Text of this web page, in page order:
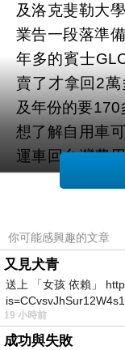
及洛克斐勒大
業告一段落準
年多的賓士
賣了才拿回2
及年份的要
想了解自用車
運車回台灣費
口關稅如何估
題可以直接聯絡
你可能感興趣的文章
又見犬青
送上 「女孩 依賴」
我害怕的
19 小時前
成功與失敗